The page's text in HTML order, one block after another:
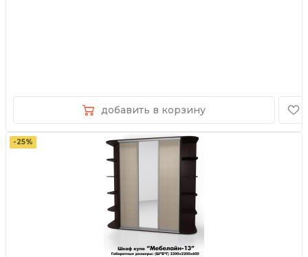
добавить в корзину
-25%